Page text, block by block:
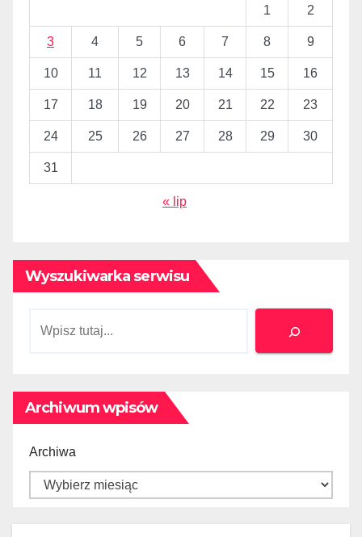
1 2
3 4 5 6 7 8 9
10 11 12 13 14 15 16
17 18 19 20 21 22 23
24 25 26 27 28 29 30
31
« lip
Wyszukiwarka serwisu
Szukaj
Archiwum wpisów
Archiwa